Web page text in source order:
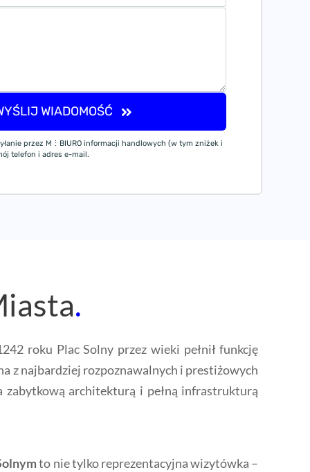
WIADOMOŚĆ
przez M⋮BIURO informacji handlowych (w tym zniżek i
telefon i adres e-mail.
.
roku Plac Solny przez wieki pełnił funkcję
z najbardziej rozpoznawalnych i prestiżowych
zabytkową architekturą i pełną infrastrukturą
to nie tylko reprezentacyjna wizytówka –